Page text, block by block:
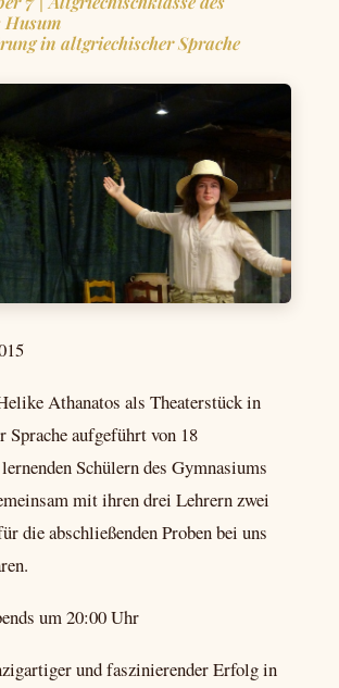
Husum
in altgriechischer Sprache
Athanatos als Theaterstück in
Sprache aufgeführt von 18
Schülern des Gymnasiums
mit ihren drei Lehrern zwei
die abschließenden Proben bei uns
um 20:00 Uhr
und faszinierender Erfolg in